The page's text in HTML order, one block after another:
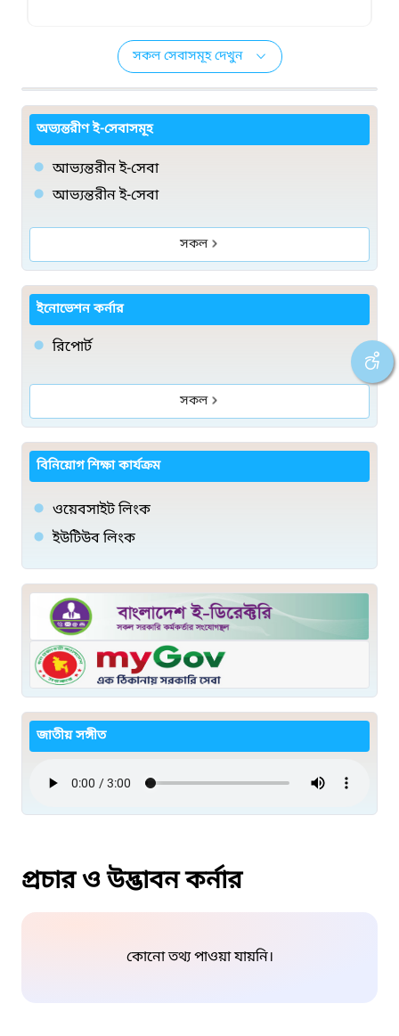
সকল সেবাসমূহ দেখুন
অভ্যন্তরীণ ই-সেবাসমূহ
আভ্যন্তরীন ই-সেবা
আভ্যন্তরীন ই-সেবা
সকল
ইনোভেশন কর্নার
রিপোর্ট
সকল
বিনিয়োগ শিক্ষা কার্যক্রম
ওয়েবসাইট লিংক
ইউটিউব লিংক
জাতীয় সঙ্গীত
প্রচার ও উদ্ভাবন কর্নার
কোনো তথ্য পাওয়া যায়নি।